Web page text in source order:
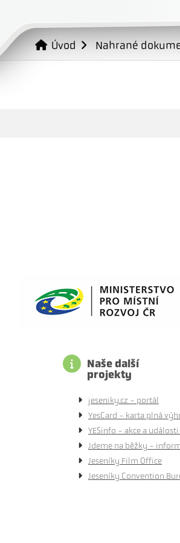
Úvod Nahrané
Naše další
projekty
jeseniky.cz - portál
YesCard - karta plná
YESinfo - akce a události
Jdeme na běžky -
Jeseníky Film Office
Jeseníky Convention